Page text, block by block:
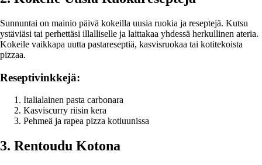
Sunnuntai on mainio päivä kokeilla uusia ruokia ja reseptejä. Kutsu
ystäviäsi tai perhettäsi illalliselle ja laittakaa yhdessä herkullinen ateria.
Kokeile vaikkapa uutta pastareseptiä, kasvisruokaa tai kotitekoista
pizzaa.
Reseptivinkkejä:
Italialainen pasta carbonara
Kasviscurry riisin kera
Pehmeä ja rapea pizza kotiuunissa
3. Rentoudu Kotona